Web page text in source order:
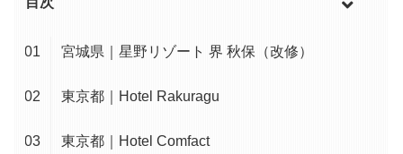
宮城県｜星野リゾート 界 秋保（改修）
東京都｜Hotel Rakuragu
東京都｜Hotel Comfact